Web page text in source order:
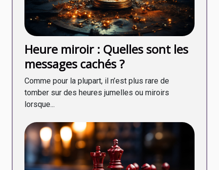
Heure miroir : Quelles sont les
messages cachés ?
Comme pour la plupart, il n’est plus rare de
tomber sur des heures jumelles ou miroirs
lorsque...